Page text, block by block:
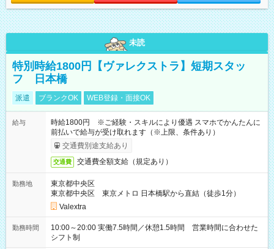
未読
特別時給1800円【ヴァレクストラ】短期スタッ
フ 日本橋
派遣 ブランクOK WEB登録・面接OK
給与
時給1800円 ※ご経験・スキルにより優遇 スマホでかんたんに
前払いで給与が受け取れます（※上限、条件あり）
交通費別途支給あり
交通費 交通費全額支給（規定あり）
勤務地
東京都中央区
東京都中央区 東京メトロ 日本橋駅から直結（徒歩1分）
Valextra
勤務時間
10:00～20:00 実働7.5時間／休憩1.5時間 営業時間に合わせた
シフト制